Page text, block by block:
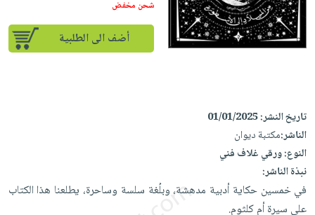
إختياراتنا
كتب
English
books
iKitab
بلا
طرحها
تحميل
iKitab
على
Android
أسئلة
يتكرر
طرحها
Android
تحميل
masmu3
على
Apple
المواضيع
الأكثر
تعليمية
صندوق
القراءة
جوائز
تعليمية
الكل
أجهزة
العناية
الشخصية
المطبخ
والسفرة
جديد
شحن مخفض
أضف الى الطلبية
تاريخ النشر:01/01/2025
الناشر:مكتبة ديوان
النوع:ورقي غلاف فني
نبذة الناشر:
في خمسين حكاية أدبية مدهشة، وبلُغة سلسة وساحرة، يطلعنا هذا الكتاب
على سيرة أم كلثوم.